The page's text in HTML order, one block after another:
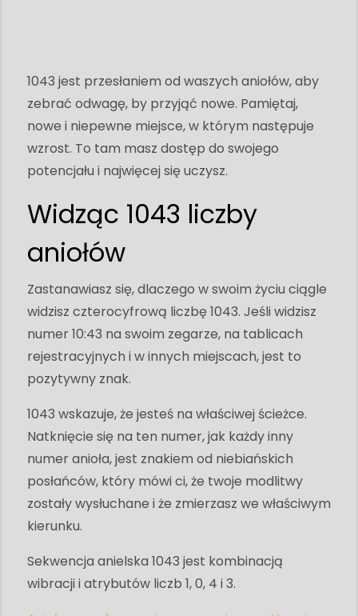
1043 jest przesłaniem od waszych aniołów, aby
zebrać odwagę, by przyjąć nowe. Pamiętaj,
nowe i niepewne miejsce, w którym następuje
wzrost. To tam masz dostęp do swojego
potencjału i najwięcej się uczysz.
Widząc 1043 liczby
aniołów
Zastanawiasz się, dlaczego w swoim życiu ciągle
widzisz czterocyfrową liczbę 1043. Jeśli widzisz
numer 10:43 na swoim zegarze, na tablicach
rejestracyjnych i w innych miejscach, jest to
pozytywny znak.
1043 wskazuje, że jesteś na właściwej ścieżce.
Natknięcie się na ten numer, jak każdy inny
numer anioła, jest znakiem od niebiańskich
posłańców, który mówi ci, że twoje modlitwy
zostały wysłuchane i że zmierzasz we właściwym
kierunku.
Sekwencja anielska 1043 jest kombinacją
wibracji i atrybutów liczb 1, 0, 4 i 3.